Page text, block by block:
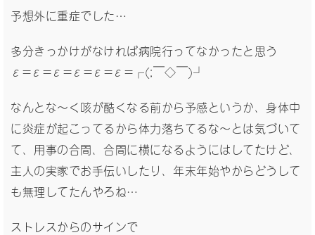
予想外に重症でした…
多分きっかけがなければ病院行ってなかったと思う
ε=ε=ε=ε=ε=ε=┌(;￣◇￣)┘
なんとな～く咳が酷くなる前から予感というか、身体中
に炎症が起こってるから体力落ちてるな～とは気づいて
て、用事の合間、合間に横になるようにはしてたけど、
主人の実家でお手伝いしたり、年末年始やからどうして
も無理してたんやろね…
ストレスからのサインで